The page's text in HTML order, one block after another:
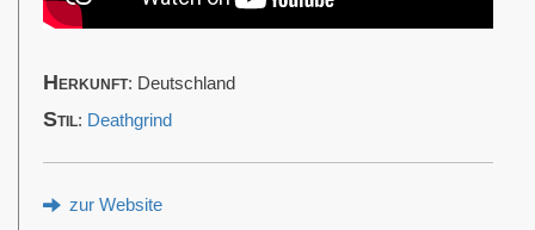
Herkunft: Deutschland
Stil: Deathgrind
zur Website